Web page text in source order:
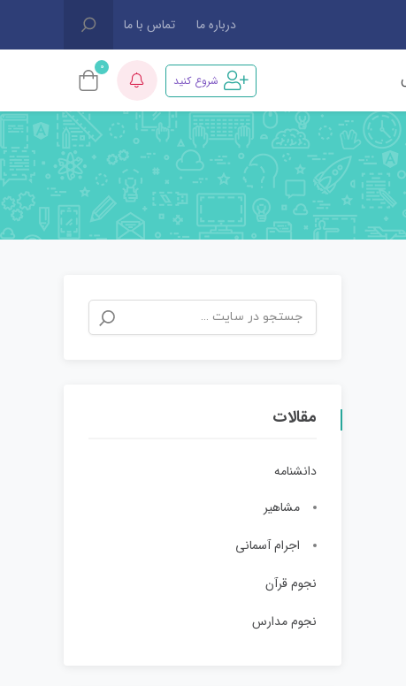
درباره ما تماس با ما
شروع کنید
0
مقالات
دانشنامه
مشاهیر
اجرام آسمانی
نجوم قرآن
نجوم مدارس